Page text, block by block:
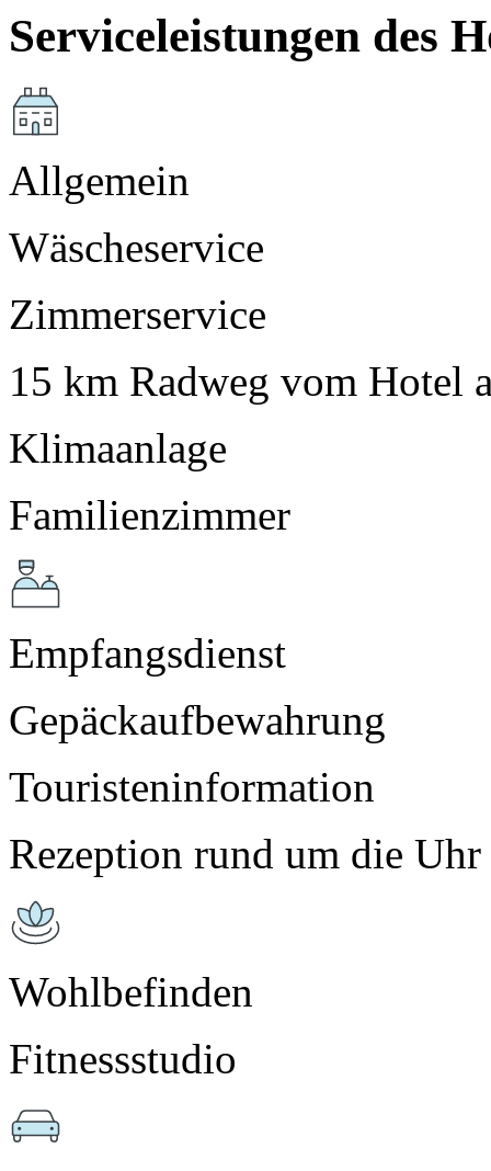
Serviceleistungen des
Allgemein
Wäscheservice
Zimmerservice
15 km Radweg vom Hotel
Klimaanlage
Familienzimmer
Empfangsdienst
Gepäckaufbewahrung
Touristeninformation
Rezeption rund um die
Wohlbefinden
Fitnessstudio